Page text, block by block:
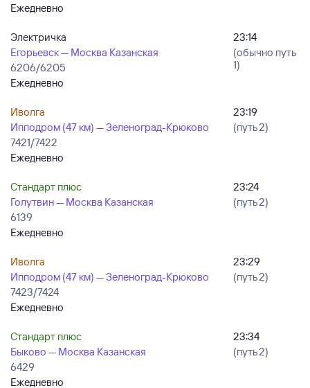
Ежедневно
Электричка
Егорьевск — Москва Казанская
6206/6205
Ежедневно
23:14
(обычно путь
1)
Иволга
Ипподром (47 км) — Зеленоград-Крюково
7421/7422
Ежедневно
23:19
(путь 2)
Стандарт плюс
Голутвин — Москва Казанская
6139
Ежедневно
23:24
(путь 2)
Иволга
Ипподром (47 км) — Зеленоград-Крюково
7423/7424
Ежедневно
23:29
(путь 2)
Стандарт плюс
Быково — Москва Казанская
6429
Ежедневно
23:34
(путь 2)